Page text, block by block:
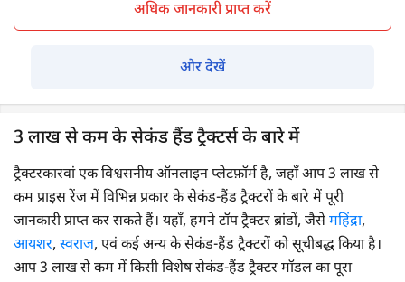
अधिक जानकारी प्राप्त करें
और देखें
3 लाख से कम के सेकंड हैंड ट्रैक्टर्स के बारे में
ट्रैक्टरकारवां एक विश्वसनीय ऑनलाइन प्लेटफ़ॉर्म है, जहाँ आप 3 लाख से
कम प्राइस रेंज में विभिन्न प्रकार के सेकंड-हैंड ट्रैक्टरों के बारे में पूरी
जानकारी प्राप्त कर सकते हैं। यहाँ, हमने टॉप ट्रैक्टर ब्रांडों, जैसेमहिंद्रा,
आयशर, स्वराज, एवं कई अन्य के सेकंड-हैंड ट्रैक्टरों को सूचीबद्ध किया है।
आप 3 लाख से कम में किसी विशेष सेकंड-हैंड ट्रैक्टर मॉडल का पूरा